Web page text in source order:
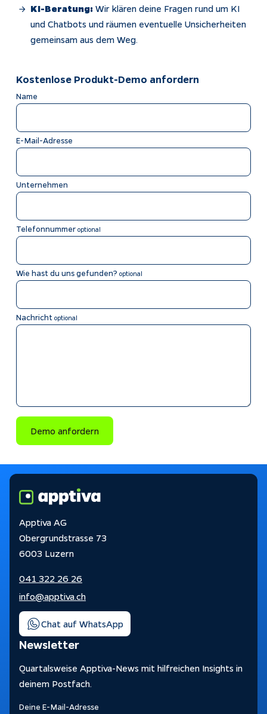
KI-Beratung:Wir klären deine Fragen rund um KI
und Chatbots und räumen eventuelle Unsicherheiten
gemeinsam aus dem Weg.
Kostenlose Produkt-Demo anfordern
Name
E-Mail-Adresse
Unternehmen
Telefonnummer optional
Wie hast du uns gefunden? optional
Nachricht optional
Demo anfordern
Apptiva AG
Obergrundstrasse 73
6003 Luzern
041 322 26 26
info@apptiva.ch
Chat auf WhatsApp
Newsletter
Quartalsweise Apptiva-News mit hilfreichen Insights in
deinem Postfach.
Deine E-Mail-Adresse